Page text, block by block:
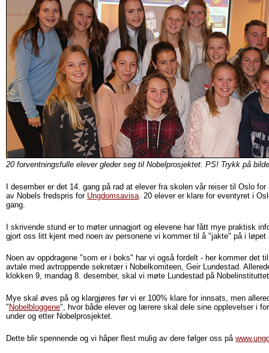
20 forventningsfulle elever gleder seg til Nobelprosjektet. PS! Trykk på
I desember er det 14. gang på rad at elever fra skolen vår reiser til Oslo
av Nobels fredspris for Ungdomsavisa . 20 elever er klare for eventyret i
gang.
I skrivende stund er to møter unnagjort og elevene har fått mye praktisk
gjort oss litt kjent med noen av personene vi kommer til å "jakte" på i
Noen av oppdragene "som er i boks" har vi også fordelt - her kommer det
avtale med avtroppende sekretær i Nobelkomiteen, Geir Lundestad.
klokken 9, mandag 8. desember, skal vi møte Lundestad på
Mye skal øves på og klargjøres før vi er 100% klare for innsats, men
" Nobelbloggene", hvor både elever og lærere skal dele sine opplevelser i
under og etter Nobelprosjektet.
Dette blir spennende og vi håper flest mulig av dere følger oss på